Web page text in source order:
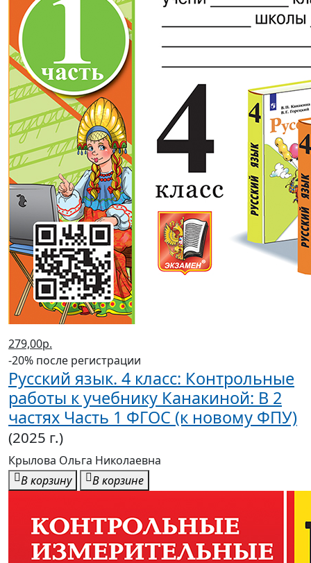
279,00р.
-20% после регистрации
Русский язык. 4 класс: Контрольные
работы к учебнику Канакиной: В 2
частях Часть 1 ФГОС (к новому ФПУ)
(2025 г.)
Крылова Ольга Николаевна
В корзину
В корзине